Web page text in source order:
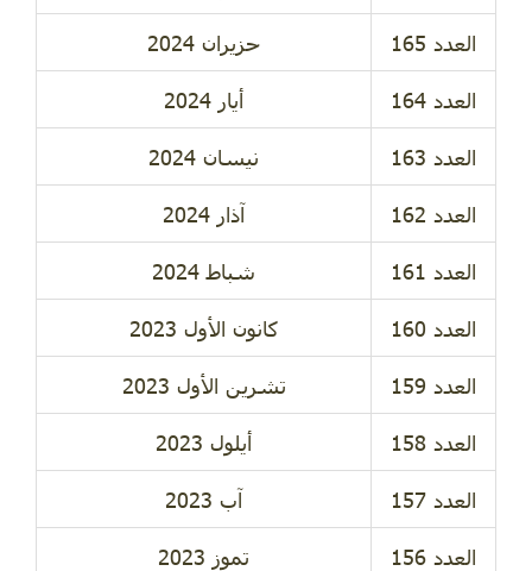
حزيران 2024
أيار 2024
نيسان 2024
آذار 2024
شباط 2024
كانون الأول 2023
تشرين الأول 2023
أيلول 2023
آب 2023
تموز 2023